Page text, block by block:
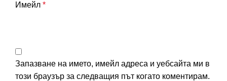
Имейл *
Запазване на името, имейл адреса и уебсайта ми в
този браузър за следващия път когато коментирам.